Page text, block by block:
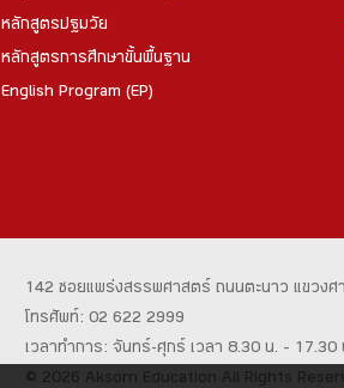
หลักสูตรปฐมวัย
หลักสูตรการศึกษาขั้นพื้นฐาน
English Program (EP)
142 ซอยแพร่งสรรพศาสตร์ ถนนตะนาว แขวงศ
โทรศัพท์: 02 622 2999
เวลาทำการ: จันทร์-ศุกร์ เวลา 8.30 น. – 17.30
© 2026 Aksorn Education All Rights